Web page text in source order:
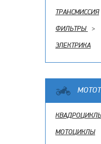
ТРАНСМИССИЯ
ФИЛЬТРЫ >
ЭЛЕКТРИКА
МОТОЦИКЛЫ